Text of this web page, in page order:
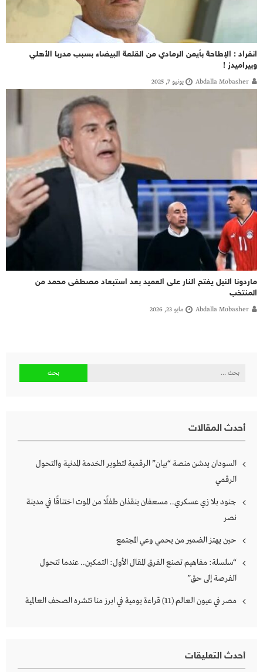
انفراد : الإطاحة بأيمن الرمادي من القلعة البيضاء بسبب مدربا الأهلي
وبيراميدز !
Abdalla Mobasher يونيو 7, 2025
ماردونا النيل يفتح النار على العميد بعد استبعاد مصطفى محمد من
المنتخب
Abdalla Mobasher مايو 23, 2026
البحث
أحدث المقالات
السودان يدشن منصة “بيان” الرقمية لتطوير الخدمة المدنية والتحول
الرقمي
جنود بلا زي عسكري.. مسعفان ينقذان طفلًا من الموت اختناقًا في مدينة
نصر
حين يهتز الضمير من يحمي وعي المجتمع
“سلسلة: مفاهيم تصنع الفرق المقال الأول: التمكين.. عندما تتحول
الفرصة إلى حق”
مصر في عيون العالم (11) قراءة يومية في ابرز منا تتشره الصحف العالمية
أحدث التعليقات